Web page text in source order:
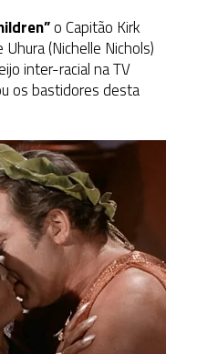
o Capitão Kirk
(Nichelle Nichols)
inter-racial na TV
os bastidores desta